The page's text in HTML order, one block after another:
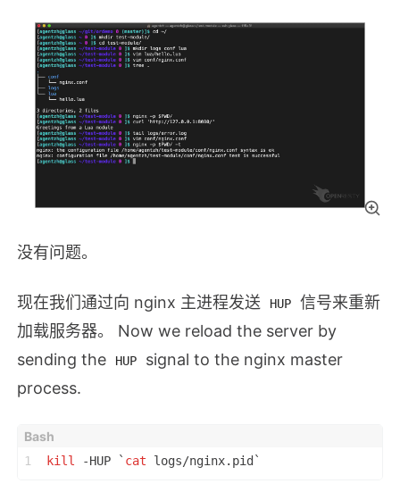
没有问题。
现在我们通过向 nginx 主进程发送 HUP
信号来重新
加载服务器。 Now we reload the server by
sending the
HUP
signal to the nginx master
process.
1 kill -HUP ` cat logs/nginx.pid`